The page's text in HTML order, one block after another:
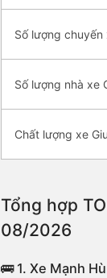
Số lượng chuyến
Số lượng nhà xe
Chất lượng xe
Tổng hợp
08/2026
🚌 1. Xe Mạnh